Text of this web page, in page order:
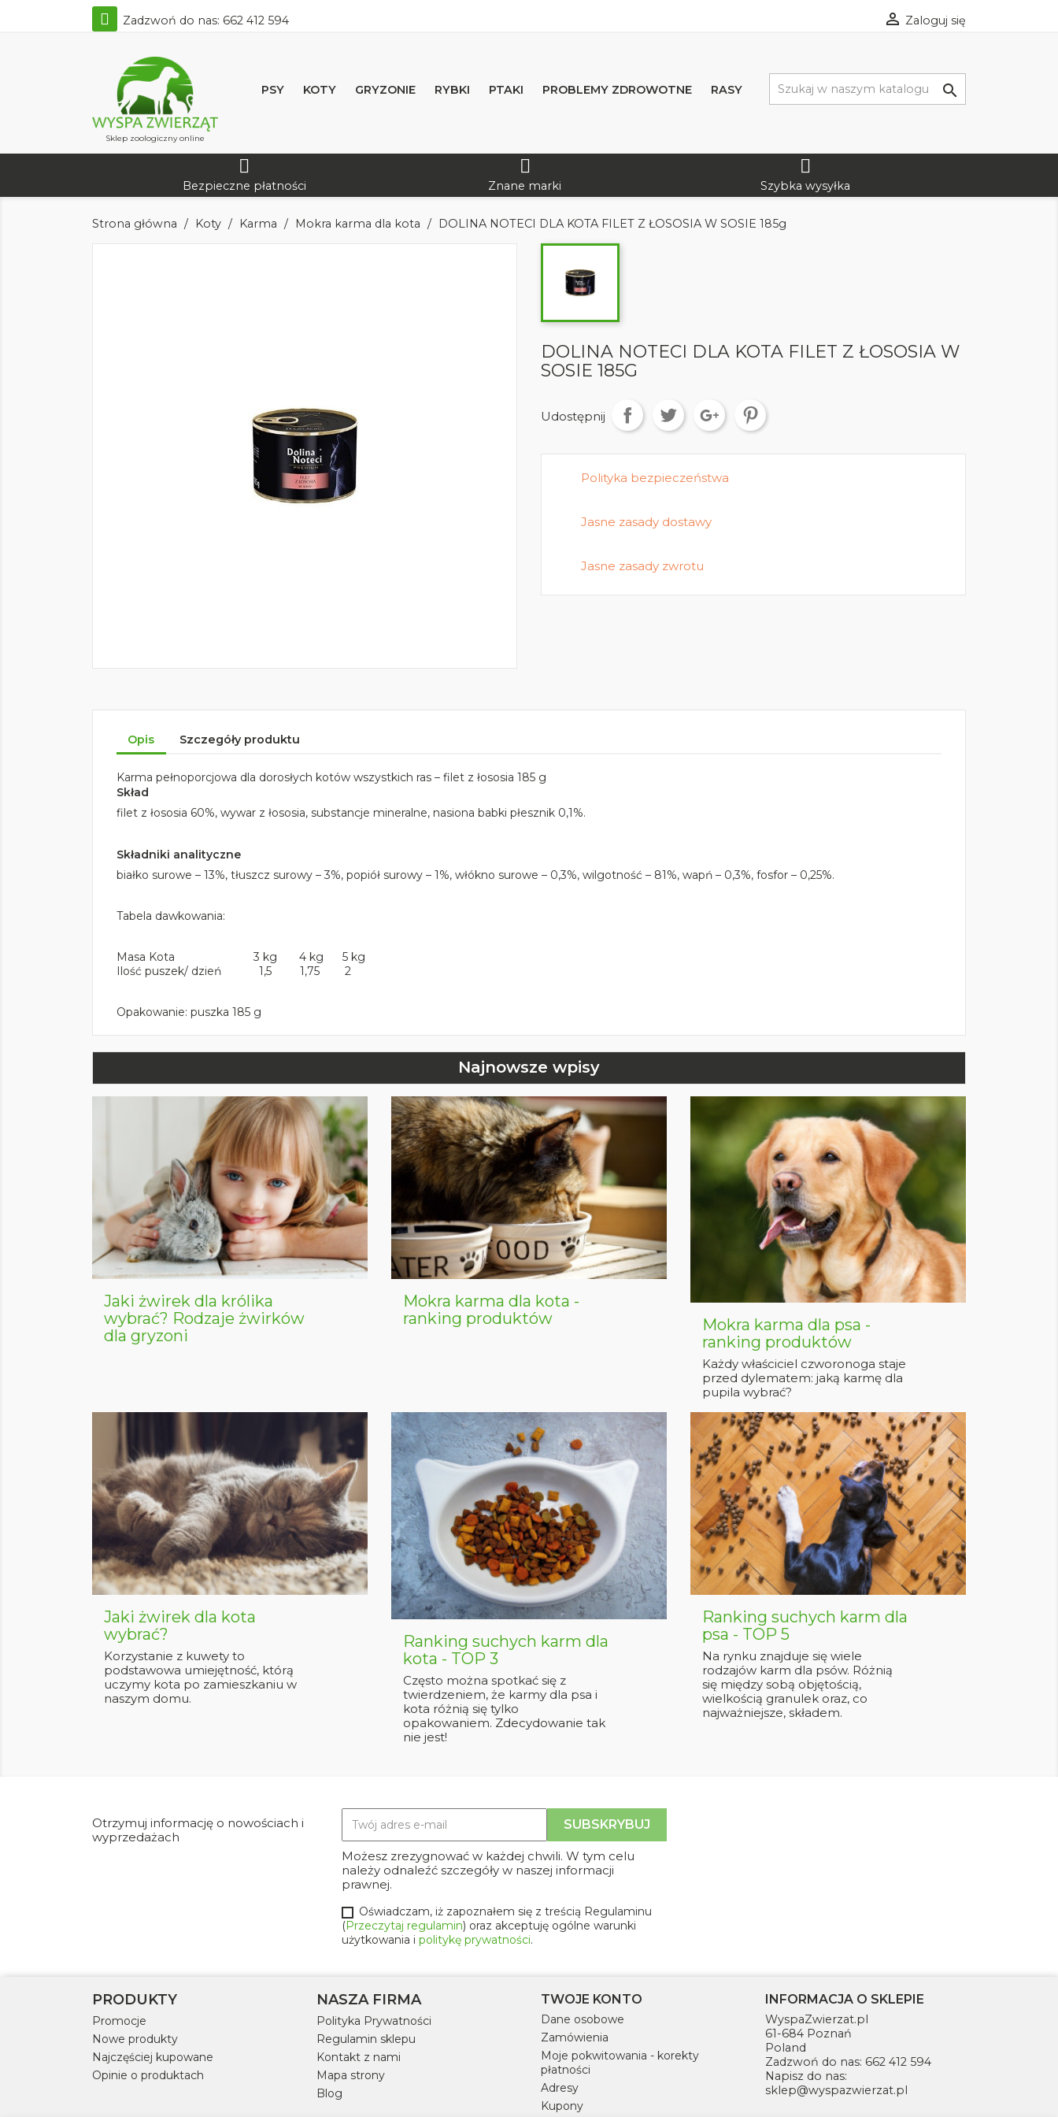
Zadzwoń do nas: 662 412 594  Zaloguj się
Sklep zoologiczny online
PSY KOTY GRYZONIE RYBKI PTAKI PROBLEMY ZDROWOTNE RASY 
Bezpieczne płatności Znane marki Szybka wysyłka
Strona główna Koty Karma Mokra karma dla kota DOLINA NOTECI DLA KOTA FILET Z ŁOSOSIA W SOSIE 185g
DOLINA NOTECI DLA KOTA FILET Z ŁOSOSIA W
SOSIE 185G
Udostępnij
Polityka bezpieczeństwa
Jasne zasady dostawy
Jasne zasady zwrotu
Opis Szczegóły produktu
Karma pełnoporcjowa dla dorosłych kotów wszystkich ras – filet z łososia 185 g
Skład
filet z łososia 60%, wywar z łososia, substancje mineralne, nasiona babki płesznik 0,1%.
Składniki analityczne
białko surowe – 13%, tłuszcz surowy – 3%, popiół surowy – 1%, włókno surowe – 0,3%, wilgotność – 81%, wapń – 0,3%, fosfor – 0,25%.
Tabela dawkowania:
Masa Kota 3 kg 4 kg 5 kg
Ilość puszek/ dzień 1,5 1,75 2
Opakowanie: puszka 185 g
Najnowsze wpisy
Jaki żwirek dla królika
wybrać? Rodzaje żwirków
dla gryzoni
Mokra karma dla kota -
ranking produktów
Mokra karma dla psa -
ranking produktów
Każdy właściciel czworonoga staje
przed dylematem: jaką karmę dla
pupila wybrać?
Jaki żwirek dla kota
wybrać?
Korzystanie z kuwety to
podstawowa umiejętność, którą
uczymy kota po zamieszkaniu w
naszym domu.
Ranking suchych karm dla
kota - TOP 3
Często można spotkać się z
twierdzeniem, że karmy dla psa i
kota różnią się tylko
opakowaniem. Zdecydowanie tak
nie jest!
Ranking suchych karm dla
psa - TOP 5
Na rynku znajduje się wiele
rodzajów karm dla psów. Różnią
się między sobą objętością,
wielkością granulek oraz, co
najważniejsze, składem.
Otrzymuj informację o nowościach i
wyprzedażach
Możesz zrezygnować w każdej chwili. W tym celu
należy odnaleźć szczegóły w naszej informacji
prawnej.
Oświadczam, iż zapoznałem się z treścią Regulaminu
(Przeczytaj regulamin) oraz akceptuję ogólne warunki
użytkowania i politykę prywatności.
PRODUKTY
Promocje
Nowe produkty
Najczęściej kupowane
Opinie o produktach
NASZA FIRMA
Polityka Prywatności
Regulamin sklepu
Kontakt z nami
Mapa strony
Blog
TWOJE KONTO
Dane osobowe
Zamówienia
Moje pokwitowania - korekty
płatności
Adresy
Kupony
INFORMACJA O SKLEPIE
WyspaZwierzat.pl
61-684 Poznań
Poland
Zadzwoń do nas: 662 412 594
Napisz do nas:
sklep@wyspazwierzat.pl